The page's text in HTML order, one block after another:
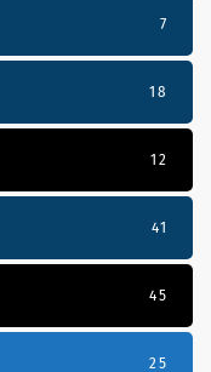
7
18
12
41
45
25